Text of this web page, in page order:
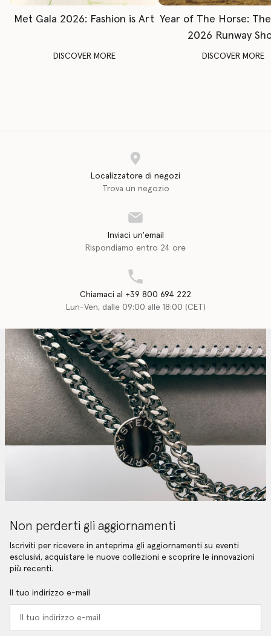
Met Gala 2026: Fashion is Art
DISCOVER MORE
Year of The Horse:
2026 Runway
DISCOVER MORE
Localizzatore di negozi
Trova un negozio
Inviaci un'email
Rispondiamo entro 24 ore
Chiamaci al +39 800 694 222
Lun-Ven, dalle 09:00 alle 18:00 (CET)
Non perderti gli aggiornamenti
Iscriviti per ricevere in anteprima gli aggiornamenti su eventi
esclusivi, acquistare le nuove collezioni e scoprire le innovazioni
più recenti.
Il tuo indirizzo e-mail